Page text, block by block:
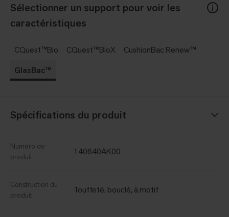
Sélectionner un support pour voir les
caractéristiques
CQuest™Bio CQuest™BioX
CushionBac Renew™
GlasBac™
Spécifications du produit
Numéro de
produit
140640AK00
Construction du
produit
Touffeté, bouclé, à motif